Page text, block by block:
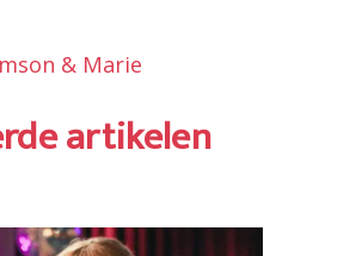
artikelen